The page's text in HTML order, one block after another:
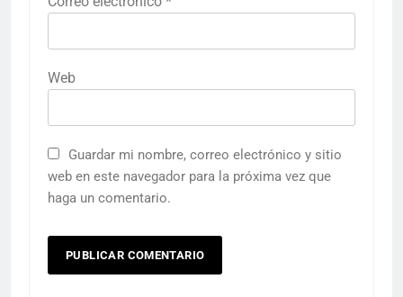
Web
Guardar mi nombre, correo electrónico y sitio
web en este navegador para la próxima vez que
haga un comentario.